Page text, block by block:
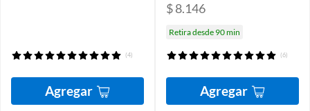
(4)
Agregar
$ 8.146
Retira desde 90 min
(6)
Agregar